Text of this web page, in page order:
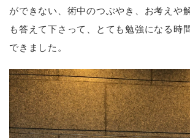
ができない、術中のつぶやき、お考えや
も答えて下さって、とても勉強になる時
できました。